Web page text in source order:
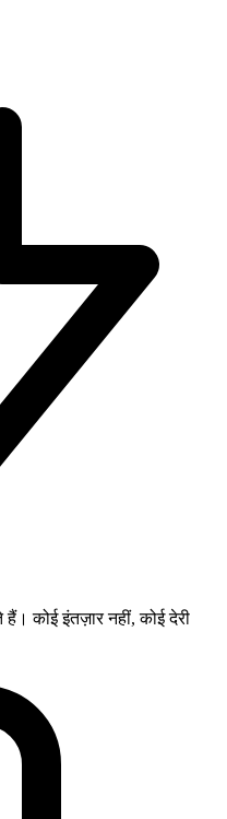
कोई इंतज़ार नहीं, कोई देरी